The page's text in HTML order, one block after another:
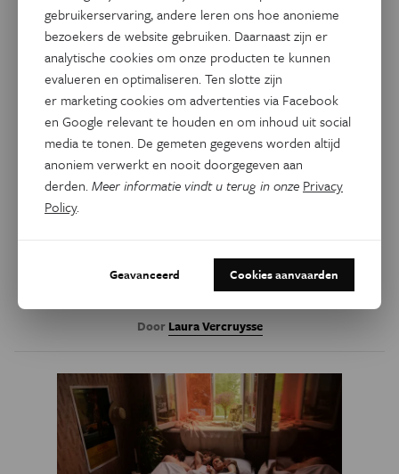
Psyche & Brein
Hersenactiviteit toont waar
liefde zit in ons brein
onderzoekers menen dat verschillende vormen van liefde
verschillende delen van ons brein activeren.
Door Laura Vercruysse
gebruikerservaring, andere leren ons hoe anonieme
bezoekers de website gebruiken. Daarnaast zijn er
analytische cookies om onze producten te kunnen
evalueren en optimaliseren. Ten slotte zijn
er marketing cookies om advertenties via Facebook
en Google relevant te houden en om inhoud uit social
media te tonen. De gemeten gegevens worden altijd
anoniem verwerkt en nooit doorgegeven aan
derden.Meer informatie vindt u terug in onze Privacy
Policy.
Geavanceerd Cookies aanvaarden